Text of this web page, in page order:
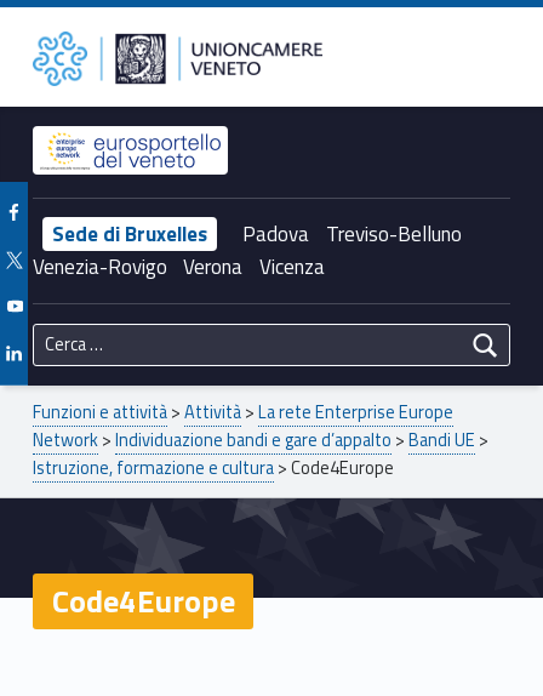
Code4Europe – Unioncamere del Veneto Unioncamere del Veneto
Header info sidebar
Sede di Bruxelles Padova Treviso-Belluno
Venezia-Rovigo Verona Vicenza
Facebook Unioncamere Veneto
Twitter Unioncamere Veneto
Youtube Unioncamere Veneto
Linkedin Unioncamere Veneto
Ricerca per:
Breadcrumbs navigation
Funzioni e attività>Attività>La rete Enterprise Europe
Network>Individuazione bandi e gare d’appalto >Bandi UE >
Istruzione, formazione e cultura>Code4Europe
Code4Europe